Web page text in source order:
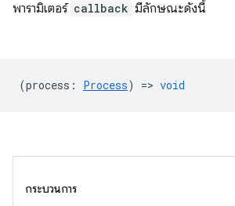
พารามิเตอร์ callback มีลักษณะดังนี้
(process : Process) => void
กระบวนการ